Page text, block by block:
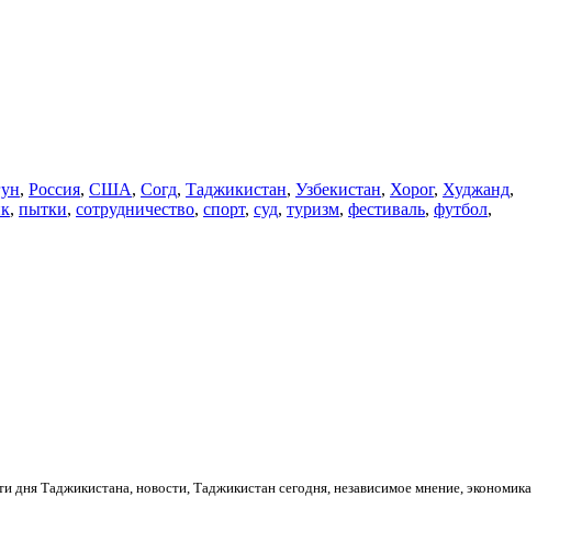
, Россия, США, Согд, Таджикистан, Узбекистан, Хорог, Худжанд,
, пытки, сотрудничество, спорт, суд, туризм, фестиваль, футбол,
Таджикистана, новости, Таджикистан сегодня, независимое мнение, экономика